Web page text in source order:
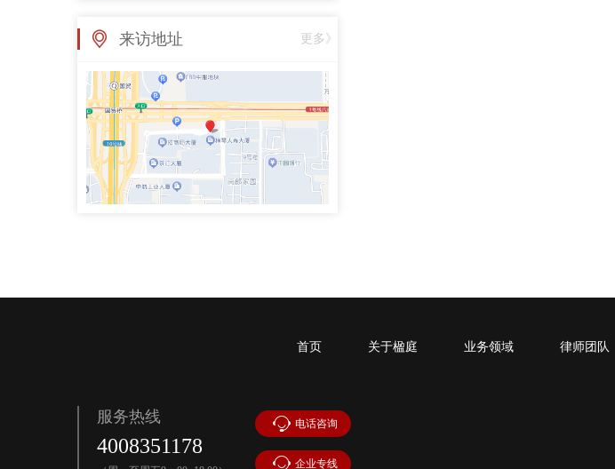
张亚丽律师
手机号：4000083855
政企纠纷律师团队专职律师
史鹏举律师
专职律师
魏兴臣律师
李思萱
执业律师
来访地址 更多》
首页 关于楹庭 业务领域 律师团队
服务热线
4008351178
电话咨询
企业专线